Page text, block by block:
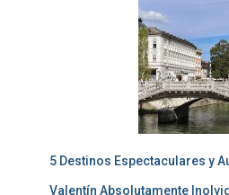
5 Destinos Espectaculares y
Valentín Absolutamente